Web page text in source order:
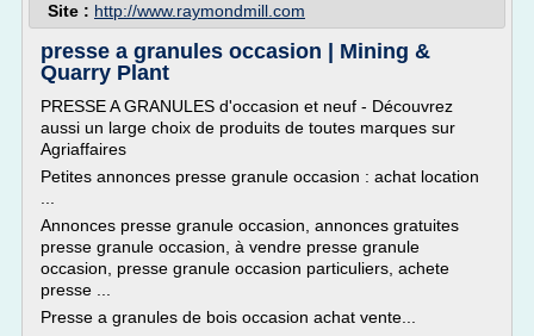
Site : http://www.raymondmill.com
presse a granules occasion | Mining &
Quarry Plant
PRESSE A GRANULES d'occasion et neuf - Découvrez
aussi un large choix de produits de toutes marques sur
Agriaffaires
Petites annonces presse granule occasion : achat location
Annonces presse granule occasion, annonces gratuites
presse granule occasion, à vendre presse granule
occasion, presse granule occasion particuliers, achete
presse ...
Presse a granules de bois occasion achat vente...